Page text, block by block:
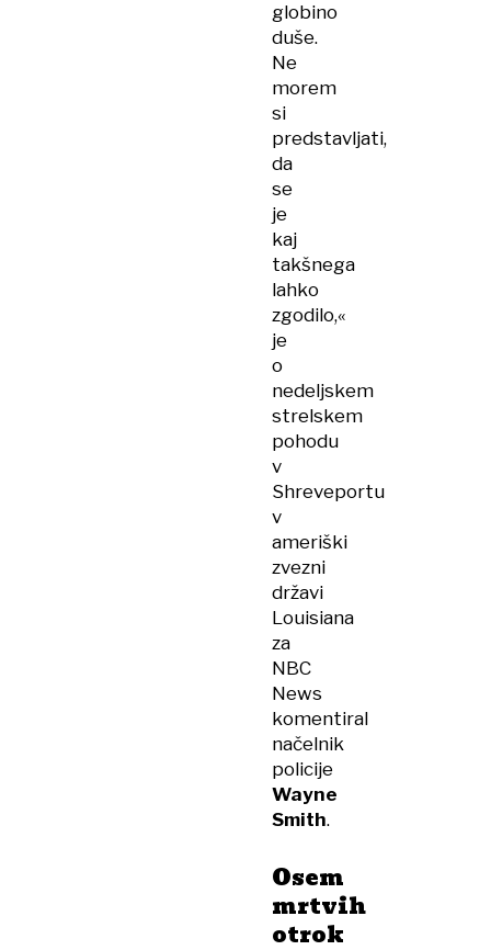
globino
duše.
Ne
morem
si
predstavljati,
da
se
je
kaj
takšnega
lahko
zgodilo,«
je
o
nedeljskem
strelskem
pohodu
v
Shreveportu
v
ameriški
zvezni
državi
Louisiana
za
NBC
News
komentiral
načelnik
policije
Wayne
Smith.
Osem
mrtvih
otrok